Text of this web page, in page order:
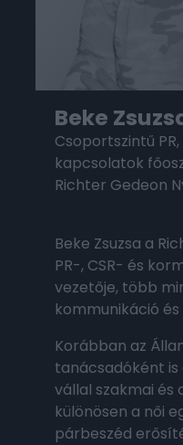
Beke
Csoportszintű
kapcsolatok
Richter Gedeon
Beke Zsuzsa a
PR-, CSR- és
vezetője, több
kommunikáció
Korábban az
tanácsadóként
vállal szakmai és
különösen a női
párbeszéd